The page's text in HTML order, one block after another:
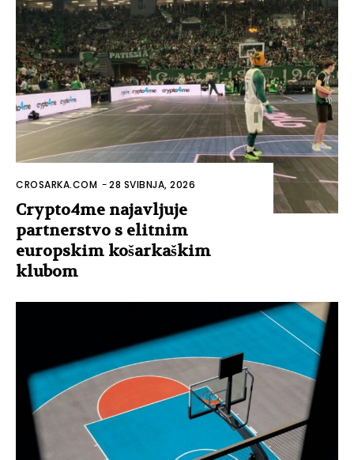
CROSARKA.COM -28 SVIBNJA, 2026
Crypto4me najavljuje
partnerstvo s elitnim
europskim košarkaškim
klubom